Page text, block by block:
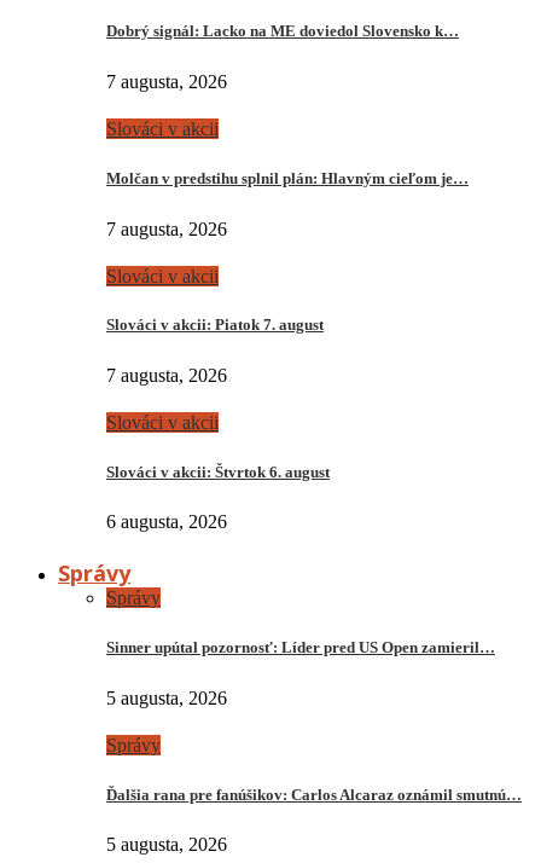
Dobrý signál: Lacko na ME doviedol Slovensko k…
7 augusta, 2026
Slováci v akcii
Molčan v predstihu splnil plán: Hlavným cieľom je…
7 augusta, 2026
Slováci v akcii
Slováci v akcii: Piatok 7. august
7 augusta, 2026
Slováci v akcii
Slováci v akcii: Štvrtok 6. august
6 augusta, 2026
Správy
Správy
Sinner upútal pozornosť: Líder pred US Open zamieril…
5 augusta, 2026
Správy
Ďalšia rana pre fanúšikov: Carlos Alcaraz oznámil smutnú…
5 augusta, 2026